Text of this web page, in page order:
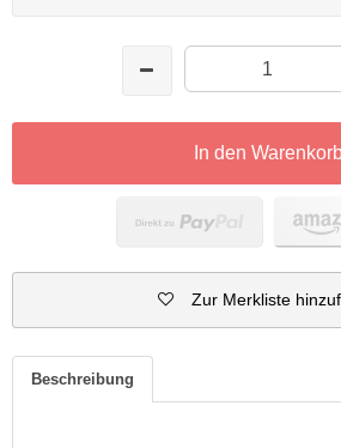
In den
Zur Merkliste
Beschreibung